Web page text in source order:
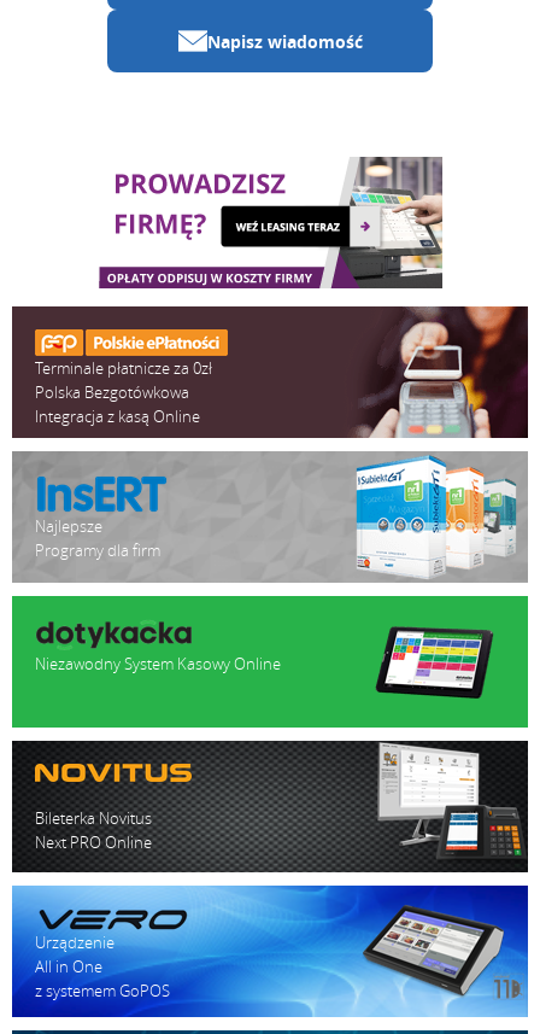
Napisz wiadomość
Terminale płatnicze za 0zł
Polska Bezgotówkowa
Integracja z kasą Online
Najlepsze
Programy dla firm
Niezawodny System Kasowy Online
Bileterka Novitus
Next PRO Online
Urządzenie
All in One
z systemem GoPOS